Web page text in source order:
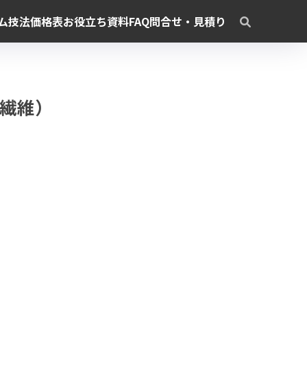
技法価格表お役立ち資料FAQ問合せ・見積り
維）